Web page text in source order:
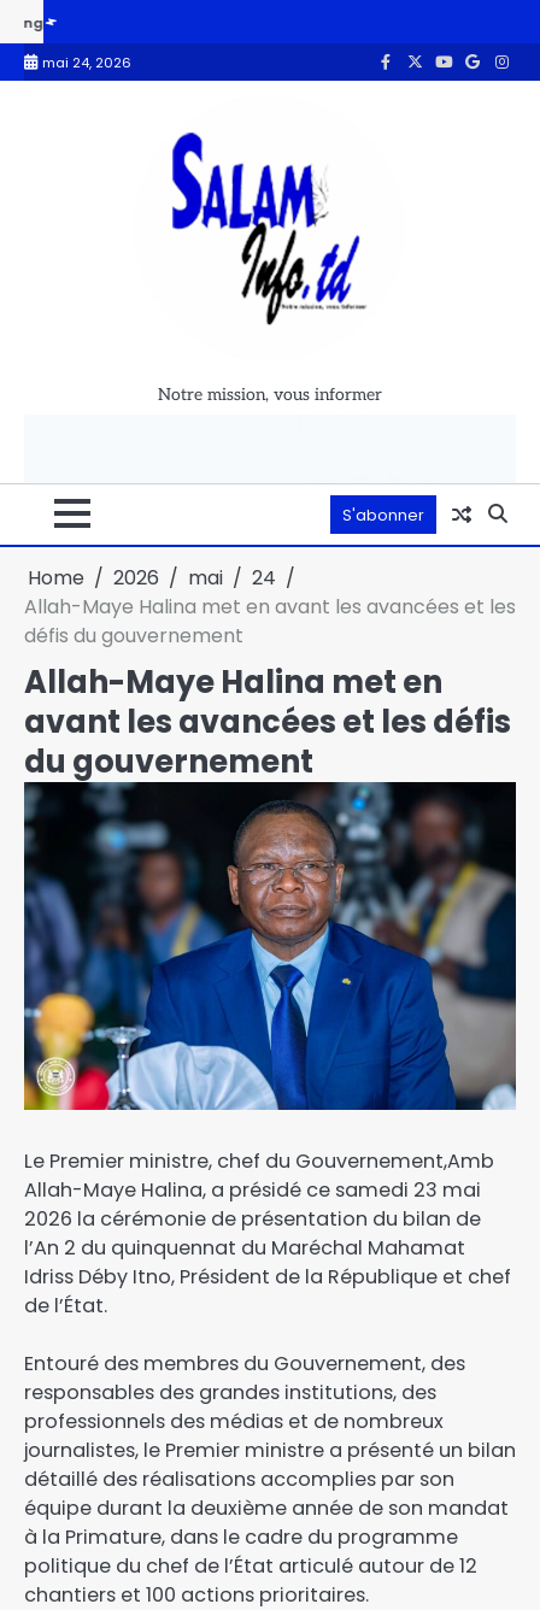
révise le règlement intérieur et examine la prorogation de l’état
mai 24, 2026
Notre mission, vous informer
S'abonner
Home 2026 mai
24
Allah-Maye Halina met en avant les avancées et les
défis du gouvernement
Allah-Maye Halina met en
avant les avancées et les défis
du gouvernement
Le Premier ministre, chef du Gouvernement,Amb
Allah-Maye Halina, a présidé ce samedi 23 mai
2026 la cérémonie de présentation du bilan de
l’An 2 du quinquennat du Maréchal Mahamat
Idriss Déby Itno, Président de la République et chef
de l’État.
‎Entouré des membres du Gouvernement, des
responsables des grandes institutions, des
professionnels des médias et de nombreux
journalistes, le Premier ministre a présenté un bilan
détaillé des réalisations accomplies par son
équipe durant la deuxième année de son mandat
à la Primature, dans le cadre du programme
politique du chef de l’État articulé autour de 12
chantiers et 100 actions prioritaires.